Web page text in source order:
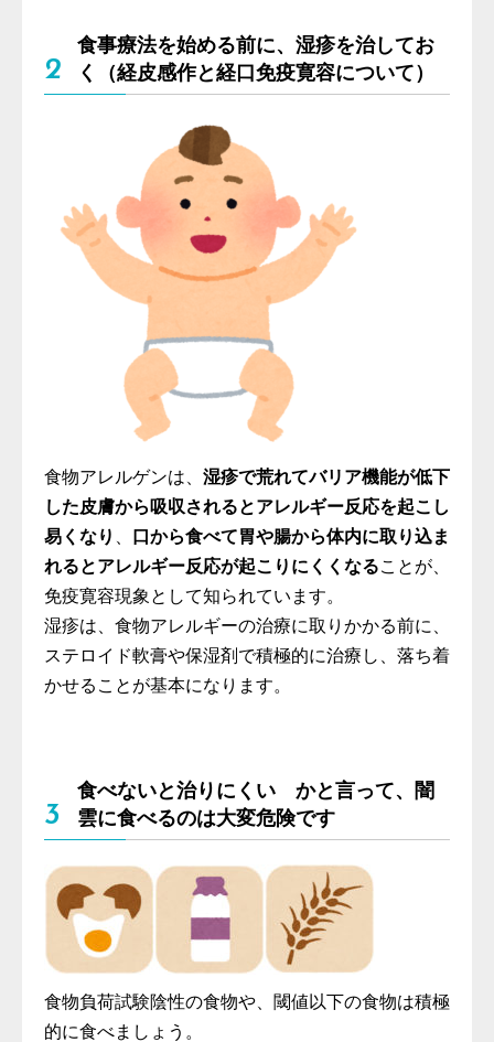
2
食事療法を始める前に、湿疹を治してお
く（経皮感作と経口免疫寛容について）
食物アレルゲンは、 湿疹で荒れてバリア機能が低下
した皮膚から吸収されるとアレルギー反応を起こし
易くなり
口から食べて胃や腸から体内に取り込ま
れるとアレルギー反応が起こりにくくなることが、
免疫寛容現象として知られています。
湿疹は、食物アレルギーの治療に取りかかる前に、
ステロイド軟膏や保湿剤で積極的に治療し、落ち着
かせることが基本になります。
3
食べないと治りにくい かと言って、闇
雲に食べるのは大変危険です
食物負荷試験陰性の食物や、閾値以下の食物は積極
的に食べましょう。